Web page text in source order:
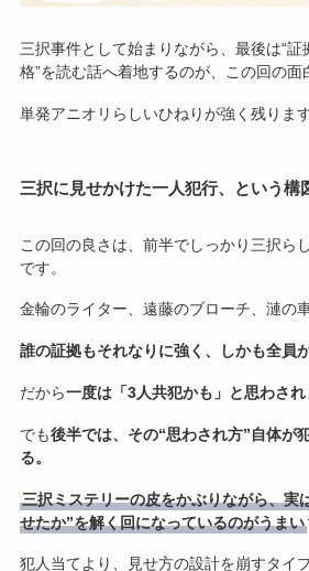
三択事件として始まりながら、最後は“証
格”を読む話へ着地するのが、この回の面
単発アニオリらしいひねりが強く残ります
三択に見せかけた一人犯行、という構
この回の良さは、前半でしっかり三択ら
です。
金輪のライター、遠藤のブローチ、漣の車
誰の証拠もそれなりに強く、しかも全員
だから一度は「3人共犯かも」と思わされ
でも後半では、その“思わされ方”自体が
る。
三択ミステリーの皮をかぶりながら、実
せたか”を解く回になっているのがうまい
犯人当てより、見せ方の設計を崩すタイ